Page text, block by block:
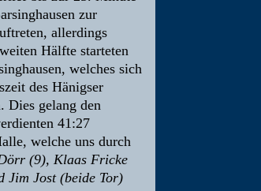
zur
allerdings
Hälfte starteten
welches sich
des Hänigser
Dies gelang den
41:27
welche uns durch
(9), Klaas Fricke
Jim Jost (beide Tor)